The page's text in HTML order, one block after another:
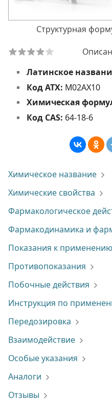
Структурная
Латинское
Код АТХ: М02АХ10
Химическая
Код CAS: 64-18-6
Химическое название
Химические свойства
Фармакологическое
Фармакодинамика и
Показания к применению
Противопоказания
Побочные действия
Инструкция по
Передозировка
Взаимодействие
Особые указания
Аналоги
Отзывы